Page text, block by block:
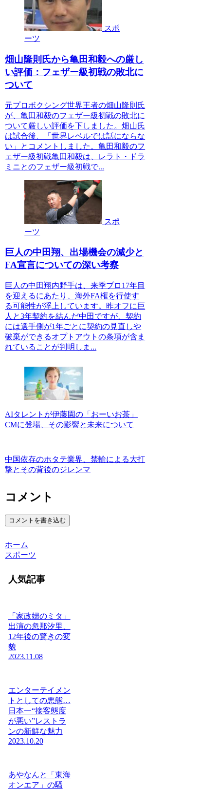
スポ
ーツ
畑山隆則氏から亀田和毅への厳し
い評価：フェザー級初戦の敗北に
ついて
元プロボクシング世界王者の畑山隆則氏
が、亀田和毅のフェザー級初戦の敗北に
ついて厳しい評価を下しました。畑山氏
は試合後、「世界レベルでは話にならな
い」とコメントしました。亀田和毅のフ
ェザー級初戦亀田和毅は、レラト・ドラ
ミニとのフェザー級初戦で...
スポ
ーツ
巨人の中田翔、出場機会の減少と
FA宣言についての深い考察
巨人の中田翔内野手は、来季プロ17年目
を迎えるにあたり、海外FA権を行使す
る可能性が浮上しています。昨オフに巨
人と3年契約を結んだ中田ですが、契約
には選手側が1年ごとに契約の見直しや
破棄ができるオプトアウトの条項が含ま
れていることが判明しま...
AIタレントが伊藤園の「おーいお茶」
CMに登場、その影響と未来について
中国依存のホタテ業界、禁輸による大打
撃とその背後のジレンマ
コメント
コメントを書き込む
ホーム
スポーツ
人気記事
「家政婦のミタ」
出演の忽那汐里、
12年後の驚きの変
貌
2023.11.08
エンターテイメン
トとしての悪態…
日本一“接客態度
が悪い”レストラ
ンの新鮮な魅力
2023.10.20
あやなんと「東海
オンエア」の騒